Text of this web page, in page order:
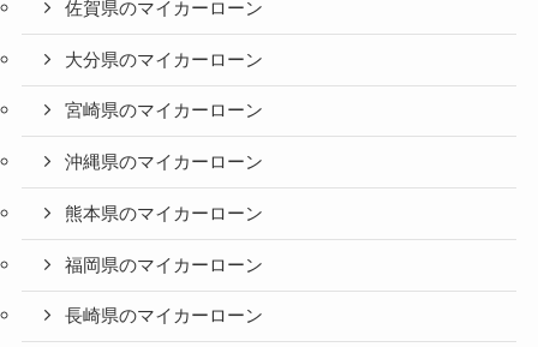
佐賀県のマイカーローン
大分県のマイカーローン
宮崎県のマイカーローン
沖縄県のマイカーローン
熊本県のマイカーローン
福岡県のマイカーローン
長崎県のマイカーローン